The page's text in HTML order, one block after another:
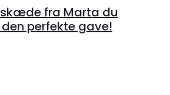
fra Marta du
perfekte gave!